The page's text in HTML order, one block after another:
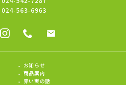
024-563-6963
お知らせ
商品案内
赤い実の話